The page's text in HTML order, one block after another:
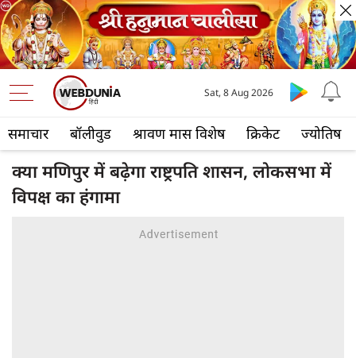
समाचार बॉलीवुड श्रावण मास विशेष क्रिकेट ज्योतिष
Sat, 8 Aug 2026
क्‍या मणिपुर में बढ़ेगा राष्ट्रपति शासन, लोकसभा में
विपक्ष का हंगामा